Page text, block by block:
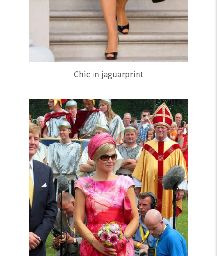
Chic in jaguarprint